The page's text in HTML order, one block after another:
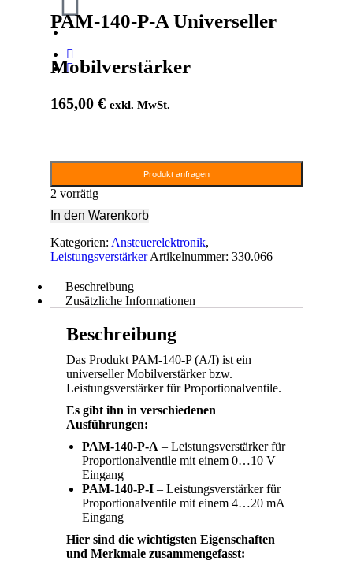
PAM-140-P-A Universeller
Mobilverstärker
165,00 € exkl. MwSt.
Produkt anfragen
2 vorrätig
In den Warenkorb
Kategorien: Ansteuerelektronik,
Leistungsverstärker Artikelnummer: 330.066
Beschreibung
Zusätzliche Informationen
Beschreibung
Das Produkt PAM-140-P (A/I) ist ein
universeller Mobilverstärker bzw.
Leistungsverstärker fürProportionalventile.
Es gibt ihn in verschiedenen
Ausführungen:
PAM-140-P-A – Leistungsverstärker für
Proportionalventile mit einem 0…10 V
Eingang
PAM-140-P-I – Leistungsverstärker für
Proportionalventile mit einem 4…20 mA
Eingang
Hier sind die wichtigsten Eigenschaften
und Merkmale zusammengefasst: